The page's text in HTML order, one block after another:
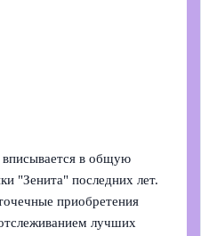
в общую
"Зенита" последних лет.
приобретения
лучших